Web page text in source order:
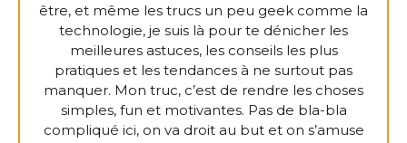
être, et même les trucs un peu geek comme la
technologie, je suis là pour te dénicher les
meilleures astuces, les conseils les plus
pratiques et les tendances à ne surtout pas
manquer. Mon truc, c’est de rendre les choses
simples, fun et motivantes. Pas de bla-bla
compliqué ici, on va droit au but et on s’amuse